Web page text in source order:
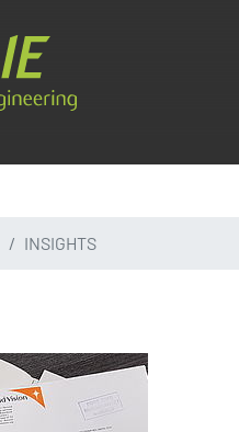
INSIGHTS